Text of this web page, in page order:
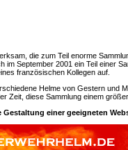
die zum Teil enorme
September 2001 ein Teil einer
französischen Kollegen auf.
Helme von Gestern und
Zeit, diese Sammlung einem
Gestaltung einer geeigneten